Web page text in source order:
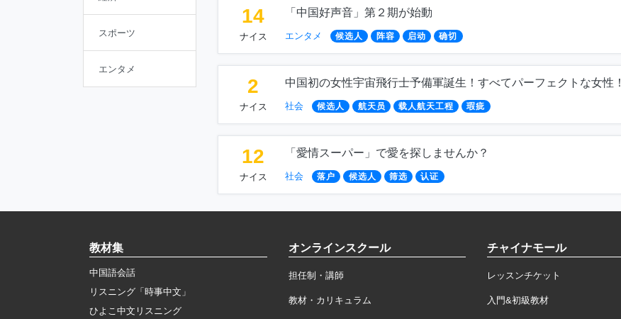
スポーツ
エンタメ
14
ナイス
「中国好声音」第２期が始動
エンタメ 候选人 阵容 启动 确切
2
ナイス
中国初の女性宇宙飛行士予備軍誕生！すべてパーフェクトな女性！
社会 候选人 航天员 载人航天工程 瑕疵
12
ナイス
「愛情スーパー」で愛を探しませんか？
社会 落户 候选人 筛选 认证
教材集
中国語会話
リスニング「時事中文」
ひよこ中文リスニング
オンラインスクール
担任制・講師
教材・カリキュラム
チャイナモール
レッスンチケット
入門&初級教材